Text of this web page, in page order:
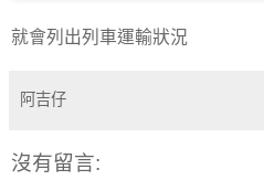
就會列出列車運輸狀況
阿吉仔
沒有留言: